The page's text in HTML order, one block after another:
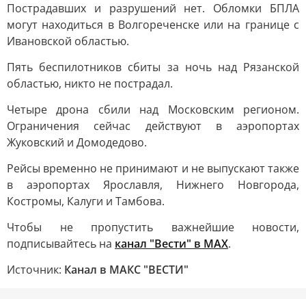
Пострадавших и разрушений нет. Обломки БПЛА
могут находиться в Волгореченске или на границе с
Ивановской областью.
Пять беспилотников сбиты за ночь над Рязанской
областью, никто не пострадал.
Четыре дрона сбили над Московским регионом.
Ограничения сейчас действуют в аэропортах
Жуковский и Домодедово.
Рейсы временно не принимают и не выпускают также
в аэропортах Ярославля, Нижнего Новгорода,
Костромы, Калуги и Тамбова.
Чтобы не пропустить важнейшие новости,
подписывайтесь на канал "Вести" в MAX.
Источник: Канал в МАКС "ВЕСТИ"